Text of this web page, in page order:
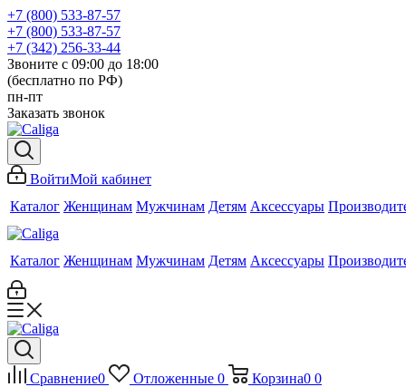
+7 (800) 533-87-57
+7 (800) 533-87-57
+7 (342) 256-33-44
Звоните с 09:00 до 18:00
(бесплатно по РФ)
пн-пт
Заказать звонок
ВойтиМой кабинет
Каталог Женщинам Мужчинам Детям Аксессуары
Каталог Женщинам Мужчинам Детям Аксессуары
Сравнение0 Отложенные 0 Корзина0 0